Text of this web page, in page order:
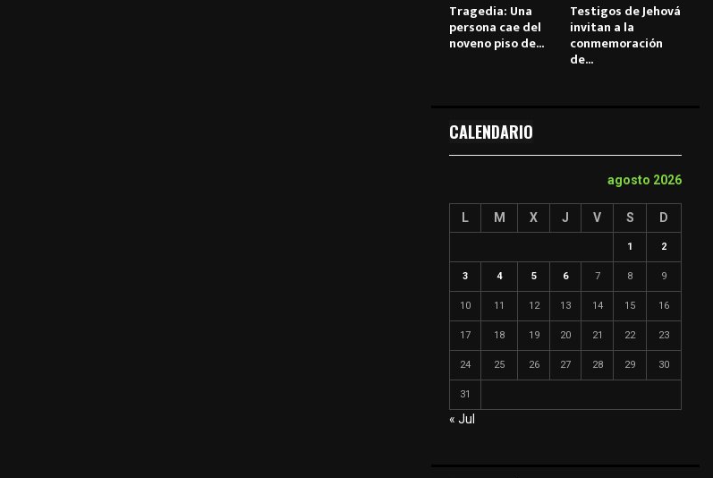
Tragedia: Una
persona cae del
noveno piso de...
Testigos de Jehová
invitan a la
conmemoración
de...
CALENDARIO
agosto 2026
L M X J V S D
1 2
3 4 5 6 7 8 9
10 11 12 13 14 15 16
17 18 19 20 21 22 23
24 25 26 27 28 29 30
31
« Jul